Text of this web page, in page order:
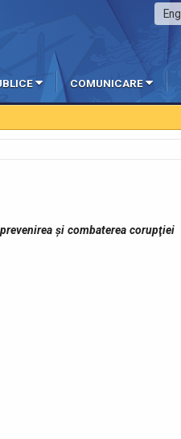
COMUNICARE
şi combaterea corupţiei